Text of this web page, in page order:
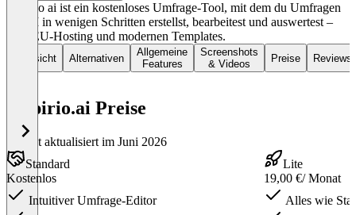
empirio ai ist ein kostenloses Umfrage-Tool, mit dem du Umfragen
per KI in wenigen Schritten erstellst, bearbeitest und auswertest –
inkl. EU-Hosting und modernen Templates.
Übersicht Alternativen
Allgemeine
Features
Screenshots
& Videos
Preise Reviews
empirio.ai Preise
Zuletzt aktualisiert im Juni 2026
Standard
Kostenlos
Intuitiver Umfrage-Editor
Lite
19,00 €/ Monat
Alles wie